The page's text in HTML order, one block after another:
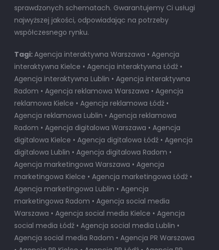
sprawdzonych schematach. Gwarantujemy Ci usługi
najwyższej jakości, odpowiadając na potrzeby
współczesnego rynku.
Tagi:Agencja interaktywna Warszawa • Agencja
interaktywna Kielce • Agencja interaktywna Łódź •
Agencja interaktywna Lublin • Agencja interaktywna
Radom • Agencja reklamowa Warszawa • Agencja
reklamowa Kielce • Agencja reklamowa Łódź •
Agencja reklamowa Lublin • Agencja reklamowa
Radom • Agencja digitalowa Warszawa • Agencja
digitalowa Kielce • Agencja digitalowa Łódź • Agencja
digitalowa Lublin • Agencja digitalowa Radom •
Agencja marketingowa Warszawa • Agencja
marketingowa Kielce • Agencja marketingowa Łódź •
Agencja marketingowa Lublin • Agencja
marketingowa Radom • Agencja social media
Warszawa • Agencja social media Kielce • Agencja
social media Łódź • Agencja social media Lublin •
Agencja social media Radom • Agencja PR Warszawa